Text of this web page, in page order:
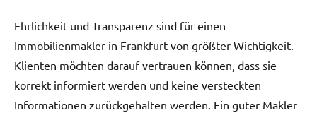
Ehrlichkeit und Transparenz sind für einen
Immobilienmakler in Frankfurt von größter Wichtigkeit.
Klienten möchten darauf vertrauen können, dass sie
korrekt informiert werden und keine versteckten
Informationen zurückgehalten werden. Ein guter Makler